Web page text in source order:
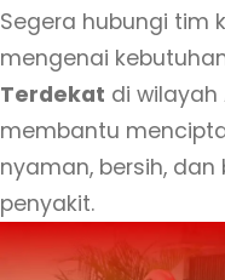
Segera hubungi tim
mengenai
Terdekat di wilayah
membantu
nyaman, bersih,
penyakit.